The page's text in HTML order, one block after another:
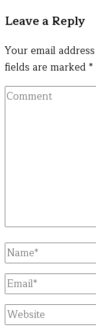
Leave a Reply
Your email
fields are marked *
Comment
Full
Name
Email
Website